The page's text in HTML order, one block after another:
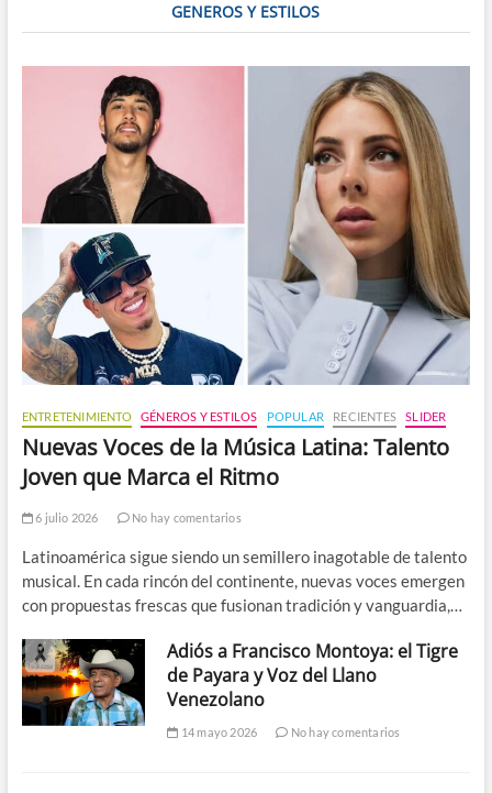
GENEROS Y ESTILOS
ENTRETENIMIENTO GÉNEROS Y ESTILOS POPULAR RECIENTES SLIDER
Nuevas Voces de la Música Latina: Talento
Joven que Marca el Ritmo
6 julio 2026 No hay comentarios
Latinoamérica sigue siendo un semillero inagotable de talento
musical. En cada rincón del continente, nuevas voces emergen
con propuestas frescas que fusionan tradición y vanguardia,…
Adiós a Francisco Montoya: el Tigre
de Payara y Voz del Llano
Venezolano
14 mayo 2026 No hay comentarios